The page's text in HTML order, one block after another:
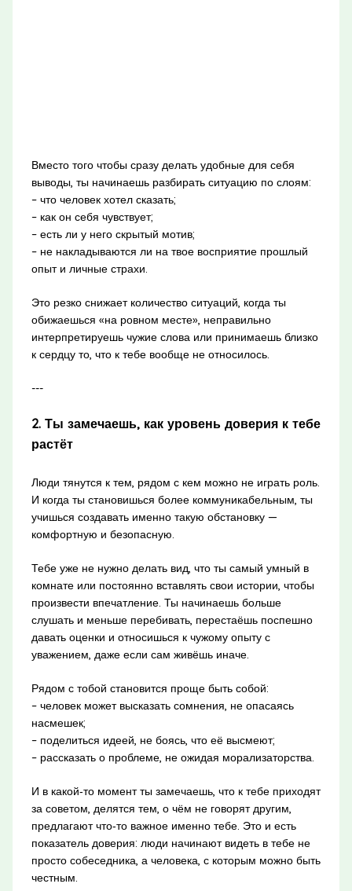
Вместо того чтобы сразу делать удобные для себя
выводы, ты начинаешь разбирать ситуацию по слоям:
– что человек хотел сказать;
– как он себя чувствует;
– есть ли у него скрытый мотив;
– не накладываются ли на твое восприятие прошлый
опыт и личные страхи.
Это резко снижает количество ситуаций, когда ты
обижаешься «на ровном месте», неправильно
интерпретируешь чужие слова или принимаешь близко
к сердцу то, что к тебе вообще не относилось.
---
2. Ты замечаешь, как уровень доверия к тебе
растёт
Люди тянутся к тем, рядом с кем можно не играть роль.
И когда ты становишься более коммуникабельным, ты
учишься создавать именно такую обстановку —
комфортную и безопасную.
Тебе уже не нужно делать вид, что ты самый умный в
комнате или постоянно вставлять свои истории, чтобы
произвести впечатление. Ты начинаешь больше
слушать и меньше перебивать, перестаёшь поспешно
давать оценки и относишься к чужому опыту с
уважением, даже если сам живёшь иначе.
Рядом с тобой становится проще быть собой:
– человек может высказать сомнения, не опасаясь
насмешек;
– поделиться идеей, не боясь, что её высмеют;
– рассказать о проблеме, не ожидая морализаторства.
И в какой‑то момент ты замечаешь, что к тебе приходят
за советом, делятся тем, о чём не говорят другим,
предлагают что‑то важное именно тебе. Это и есть
показатель доверия: люди начинают видеть в тебе не
просто собеседника, а человека, с которым можно быть
честным.